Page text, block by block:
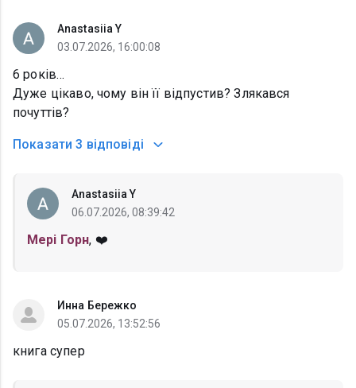
Anastasiia Y
03.07.2026, 16:00:08
6 років…
Дуже цікаво, чому він її відпустив? Злякався
почуттів?
Показати 3 відповіді
Anastasiia Y
06.07.2026, 08:39:42
Мері Горн, ❤️
Инна Бережко
05.07.2026, 13:52:56
книга супер